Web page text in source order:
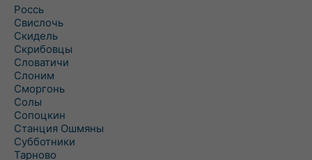
Россь
Свислочь
Скидель
Скрибовцы
Словатичи
Слоним
Сморгонь
Солы
Сопоцкин
Станция Ошмяны
Субботники
Тарново